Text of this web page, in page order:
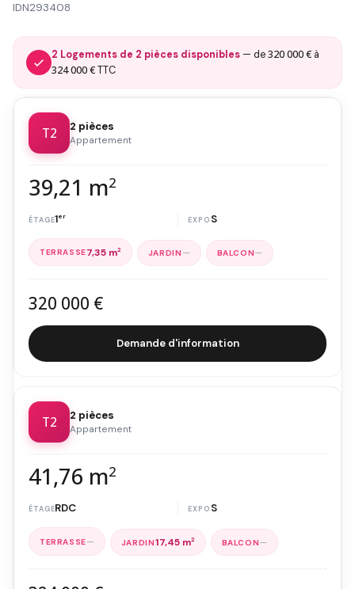
IDN293408
2 Logements de 2 pièces disponibles — de320 000 € à
324 000 €TTC
T2 2 pièces
Appartement
39,21 m2
1er S
7,35 m2 — —
320 000 €
Demande d'information
T2 2 pièces
Appartement
41,76 m2
RDC S
— 17,45 m2 —